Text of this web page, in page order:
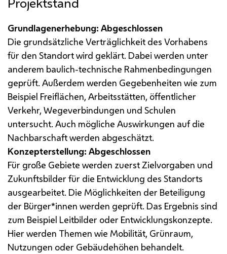
Grundlagenerhebung: Abgeschlossen
Die grundsätzliche Verträglichkeit des Vorhabens
für den Standort wird geklärt. Dabei werden unter
anderem baulich-technische Rahmenbedingungen
geprüft. Außerdem werden Gegebenheiten wie zum
Beispiel Freiflächen, Arbeitsstätten, öffentlicher
Verkehr, Wegeverbindungen und Schulen
untersucht. Auch mögliche Auswirkungen auf die
Nachbarschaft werden abgeschätzt.
Konzepterstellung: Abgeschlossen
Für große Gebiete werden zuerst Zielvorgaben und
Zukunftsbilder für die Entwicklung des Standorts
ausgearbeitet. Die Möglichkeiten der Beteiligung
der Bürger*innen werden geprüft. Das Ergebnis sind
zum Beispiel Leitbilder oder Entwicklungskonzepte.
Hier werden Themen wie Mobilität, Grünraum,
Nutzungen oder Gebäudehöhen behandelt.